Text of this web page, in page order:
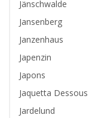
Jänschwalde
Jansenberg
Janzenhaus
Japenzin
Japons
Jaquetta Dessous
Jardelund